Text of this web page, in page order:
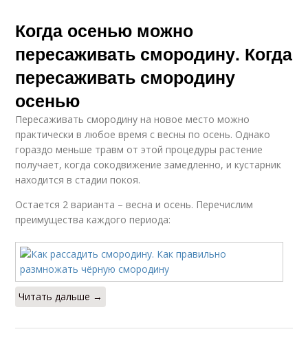
Когда осенью можно
пересаживать смородину. Когда
пересаживать смородину
осенью
Пересаживать смородину на новое место можно
практически в любое время с весны по осень. Однако
гораздо меньше травм от этой процедуры растение
получает, когда сокодвижение замедленно, и кустарник
находится в стадии покоя.
Остается 2 варианта – весна и осень. Перечислим
преимущества каждого периода:
Читать дальше →